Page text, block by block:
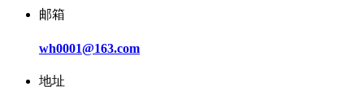
邮箱
wh0001@163.com
地址